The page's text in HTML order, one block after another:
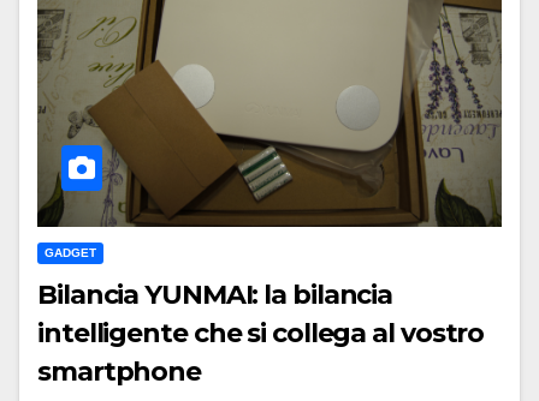
GADGET
Bilancia YUNMAI: la bilancia
intelligente che si collega al vostro
smartphone